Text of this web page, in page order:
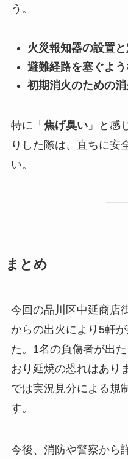
う。
火災報知器の設置
避難経路を塞ぐよ
初期消火のための
特に「 焦げ臭い」と感
りした際は、直ちに安
い。
まとめ
今回の品川区中延商店
からの出火により5軒
た。1名の負傷者が出
おり延焼の恐れはあり
では実況見分による規
す。
今後、消防や警察から